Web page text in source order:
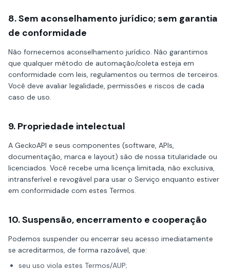
8. Sem aconselhamento jurídico; sem garantia
de conformidade
Não fornecemos aconselhamento jurídico. Não garantimos
que qualquer método de automação/coleta esteja em
conformidade com leis, regulamentos ou termos de terceiros.
Você deve avaliar legalidade, permissões e riscos de cada
caso de uso.
9. Propriedade intelectual
A GeckoAPI e seus componentes (software, APIs,
documentação, marca e layout) são de nossa titularidade ou
licenciados. Você recebe uma licença limitada, não exclusiva,
intransferível e revogável para usar o Serviço enquanto estiver
em conformidade com estes Termos.
10. Suspensão, encerramento e cooperação
Podemos suspender ou encerrar seu acesso imediatamente
se acreditarmos, de forma razoável, que:
seu uso viola estes Termos/AUP;